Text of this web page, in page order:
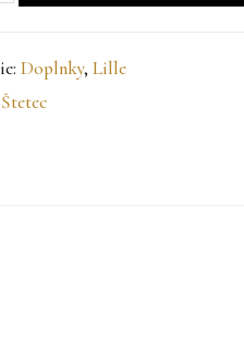
Doplnky, Lille
Štetec